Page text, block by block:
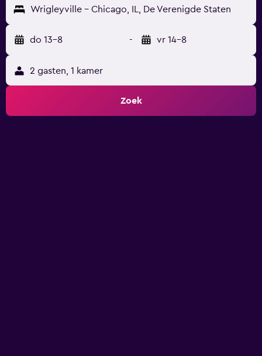
Wrigleyville - Chicago, IL, De Verenigde Staten
do 13-8 - vr 14-8
2 gasten, 1 kamer
Zoek